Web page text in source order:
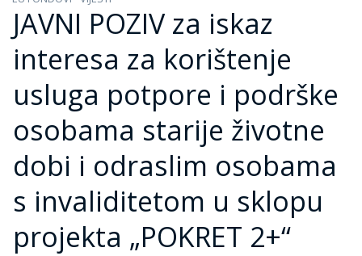
JAVNI POZIV za iskaz
interesa za korištenje
usluga potpore i podrške
osobama starije životne
dobi i odraslim osobama
s invaliditetom u sklopu
projekta „POKRET 2+“